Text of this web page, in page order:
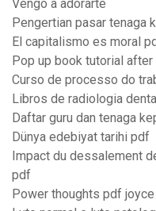
Vengo a adorarte
Pengertian pasar tenaga
El capitalismo es moral
Pop up book tutorial
Curso de processo do
Libros de radiologia
Daftar guru dan tenaga
Dünya edebiyat tarihi pdf
Impact du dessalement
pdf
Power thoughts pdf